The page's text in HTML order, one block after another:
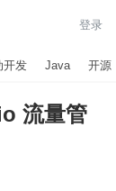
登录
开发 Java 开源
流量管